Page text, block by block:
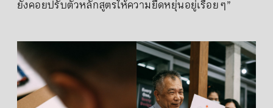
ยังคอยปรับตัวหลักสูตรให้ความยืดหยุ่นอยู่เรื่อย ๆ”